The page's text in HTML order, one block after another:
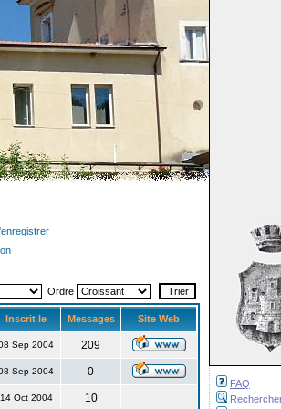
FAQ
Ordre
Inscrit le Messages Site Web
Sep 2004 209
Sep 2004 0
14 Oct 2004 10